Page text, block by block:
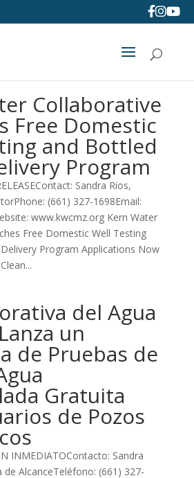
Collaborative
Free Domestic
and Bottled
Program
Sandra Rios,
(661) 327-1698Email:
www.kwcmz.org Kern Water
Free Domestic Well Testing
Program Applications Now
del Agua
un
de Pruebas de
Gratuita
de Pozos
INMEDIATOContacto: Sandra
de AlcanceTeléfono: (661) 327-